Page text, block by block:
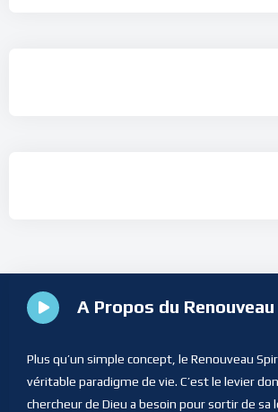
A Propos du
Plus qu’un simple concept, le Renouveau
véritable paradigme de vie. C’est le levier
chercheur de Dieu a besoin pour sortir de sa